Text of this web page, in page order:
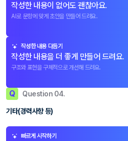
작성한 내용이 없어도 괜찮아요.
AI로 문항에 맞게 초안을 만들어 드려요.
작성한 내용 다듬기
작성한 내용을 더 좋게 만들어 드려요.
구조와 표현을 구체적으로 개선해 드려요.
Q Question 04.
기타(경력사항 등)
빠르게 시작하기